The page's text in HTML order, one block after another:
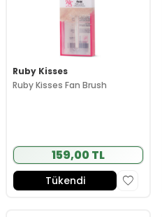
Ruby Kisses
Ruby Kisses Fan Brush
159,00 TL
Tükendi